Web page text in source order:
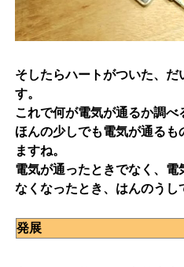
そしたらハートがついた、
す。
これで何が電気が通るか調べ
ほんの少しでも電気が通るも
ますね。
電気が通ったときでなく、電
なくなったとき、はんのうし
発展